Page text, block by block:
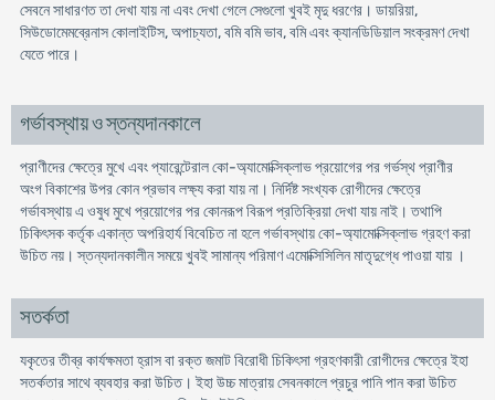
সেবনে সাধারণত তা দেখা যায় না এবং দেখা গেলে সেগুলো খুবই মৃদু ধরণের। ডায়রিয়া,
সিউডোমেমব্রেনাস কোলাইটিস, অপাচ্যতা, বমি বমি ভাব, বমি এবং ক্যানডিডিয়াল সংক্রমণ দেখা
যেতে পারে।
গর্ভাবস্থায় ও স্তন্যদানকালে
প্রাণীদের ক্ষেত্রে মুখে এবং প্যারেন্টেরাল কো-অ্যামোক্সিক্লাভ প্রয়োগের পর গর্ভস্থ প্রাণীর
অংগ বিকাশের উপর কোন প্রভাব লক্ষ্য করা যায় না। নির্দিষ্ট সংখ্যক রোগীদের ক্ষেত্রে
গর্ভাবস্থায় এ ওষুধ মুখে প্রয়োগের পর কোনরূপ বিরূপ প্রতিক্রিয়া দেখা যায় নাই। তথাপি
চিকিৎসক কর্তৃক একান্ত অপরিহার্য বিবেচিত না হলে গর্ভাবস্থায় কো-অ্যামোক্সিক্লাভ গ্রহণ করা
উচিত নয়। স্তন্যদানকালীন সময়ে খুবই সামান্য পরিমাণ এমোক্সিসিলিন মাতৃদুগ্ধে পাওয়া যায় ।
সতর্কতা
যকৃতের তীব্র কার্যক্ষমতা হ্রাস বা রক্ত জমাট বিরোধী চিকিৎসা গ্রহণকারী রোগীদের ক্ষেত্রে ইহা
সতর্কতার সাথে ব্যবহার করা উচিত। ইহা উচ্চ মাত্রায় সেবনকালে প্রচুর পানি পান করা উচিত